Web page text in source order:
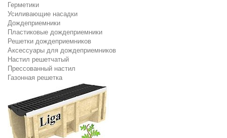
Герметики
Усиливающие насадки
Дождеприемники
Пластиковые дождеприемники
Решетки дождеприемников
Аксессуары для дождеприемников
Настил решетчатый
Прессованный настил
Газонная решетка